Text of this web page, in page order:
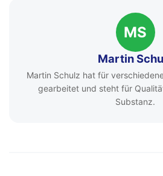
MS
Martin
Martin Schulz hat für
gearbeitet und steht für
Substanz.